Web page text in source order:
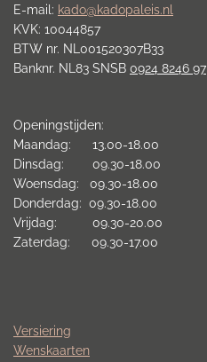
E-mail: kado@kadopaleis.nl
KVK: 10044857
BTW nr. NL001520307B33
Banknr. NL83 SNSB 0924 8246 97
Openingstijden:
Maandag: 13.00-18.00
Dinsdag: 09.30-18.00
Woensdag: 09.30-18.00
Donderdag: 09.30-18.00
Vrijdag: 09.30-20.00
Zaterdag: 09.30-17.00
Versiering
Wenskaarten